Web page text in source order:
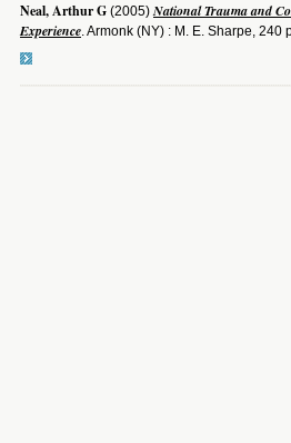
Neal, Arthur G (2005)National Trauma and
Experience. Armonk (NY) : M. E. Sharpe, 240